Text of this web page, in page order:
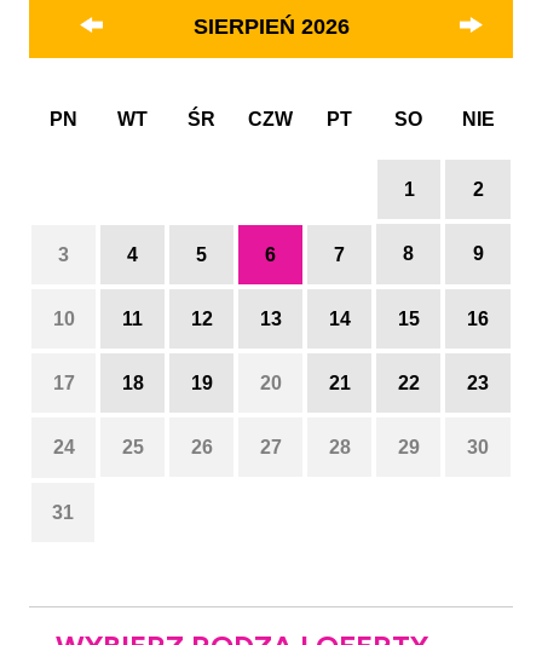
SIERPIEŃ 2026
PN WT ŚR CZW PT SO NIE
1 2
3 4 5 6 7 8 9
10 11 12 13 14 15 16
17 18 19 20 21 22 23
24 25 26 27 28 29 30
31